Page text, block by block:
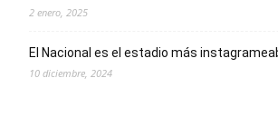
2 enero, 2025
El Nacional es el estadio más
10 diciembre, 2024